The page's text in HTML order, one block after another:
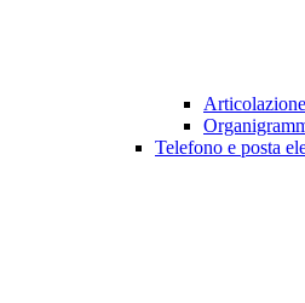
Telefono e posta